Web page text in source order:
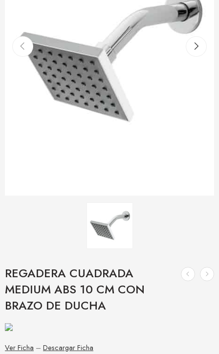
REGADERA CUADRADA
MEDIUM ABS 10 CM CON
BRAZO DE DUCHA
Ver Ficha – Descargar Ficha